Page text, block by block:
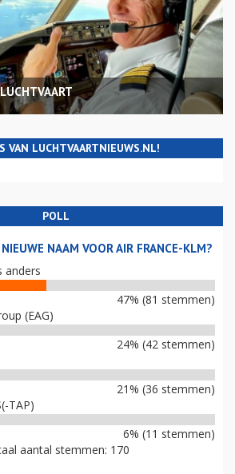
VAN LUCHTVAARTNIEUWS.NL!
POLL
NAAM VOOR AIR FRANCE-KLM?
anders
47% (81 stemmen)
(EAG)
24% (42 stemmen)
21% (36 stemmen)
TAP)
6% (11 stemmen)
aantal stemmen: 170